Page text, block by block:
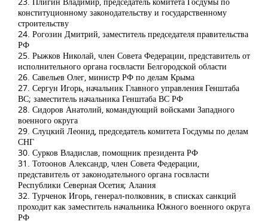
конституционному законодательству и государственному
строительству
24. Рогозин Дмитрий, заместитель председателя правительства
РФ
25. Рыжков Николай, член Совета Федерации, представитель от
исполнительного органа госвласти Белгородской области
26. Савельев Олег, министр РФ по делам Крыма
27. Сергун Игорь, начальник Главного управления Генштаба
ВС; заместитель начальника Генштаба ВС РФ
28. Сидоров Анатолий, командующий войсками Западного
военного округа
29. Слуцкий Леонид, председатель комитета Госдумы по делам
СНГ
30. Сурков Владислав, помощник президента РФ
31. Тотоонов Александр, член Совета Федерации,
представитель от законодательного органа госвласти
Республики Северная Осетия; Алания
32. Турченок Игорь, генерал-полковник, в списках санкций
проходит как заместитель начальника Южного военного округа
РФ